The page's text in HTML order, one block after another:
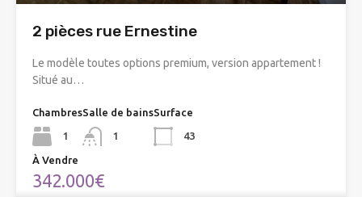
2 pièces rue Ernestine
Le modèle toutes options premium, version appartement !
Situé au…
Chambres
1
Salle de bains
1
Surface
43
À Vendre
342.000€